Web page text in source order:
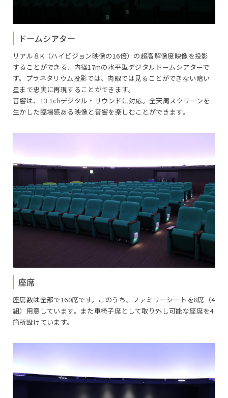
（無料投影）福井ダイジェスト ７～９月
名探偵コナン 灼熱の銀河鉄道（ギャラクシーレ
イルロード）
15:00～15:40
シーモンスター
16:00～16:35
ドームシアター
リアル８K（ハイビジョン映像の16倍）の超高解像度映像を投影
することができる、内径17mの水平型デジタルドームシアターで
す。プラネタリウム投影では、肉眼では見ることができない暗い
星まで忠実に再現することができます。
音響は、13.1chデジタル・サウンドに対応。全天周スクリーンを
生かした臨場感ある映像と音響を楽しむことができます。
座席
座席数は全部で160席です。このうち、ファミリーシートを8席（4
組）用意しています。また車椅子席として取り外し可能な座席を4
箇所設けています。